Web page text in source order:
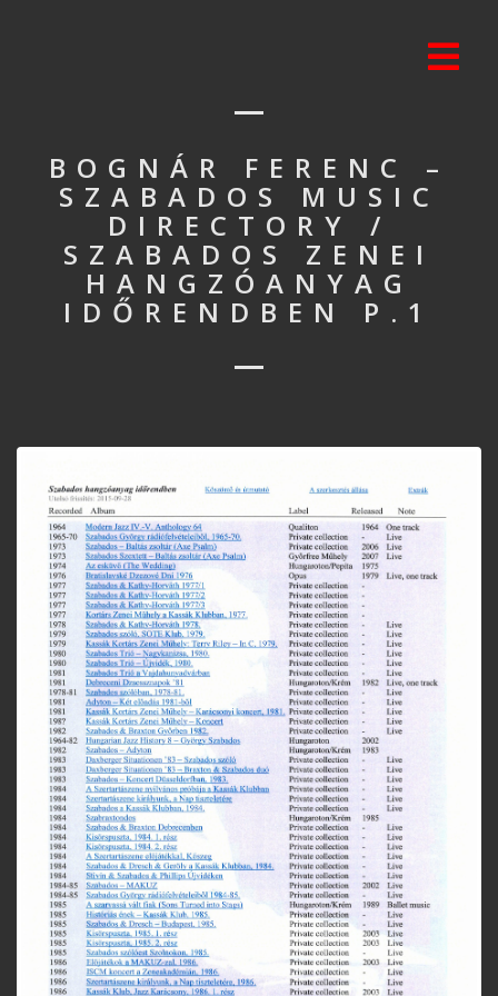
BOGNÁR FERENC –
SZABADOS MUSIC
DIRECTORY /
SZABADOS ZENEI
HANGZÓANYAG
IDŐRENDBEN P.1